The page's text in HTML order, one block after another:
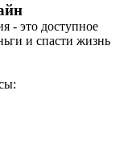
- это доступное
и спасти жизнь